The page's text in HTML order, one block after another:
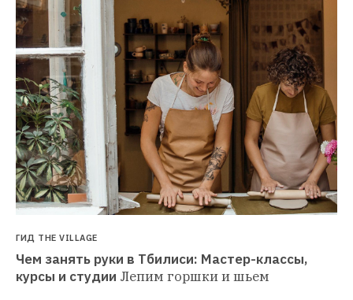
ГИД THE VILLAGE
Чем занять руки в Тбилиси: Мастер-классы,
курсы и студии Лепим горшки и шьем